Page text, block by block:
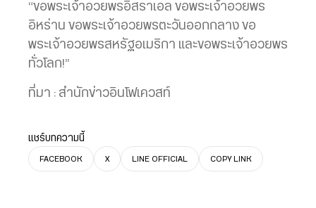
“ขอพระเจ้าอวยพรอิสราเอล ขอพระเจ้าอวยพร
อิหร่าน ขอพระเจ้าอวยพรตะวันออกกลาง ขอ
พระเจ้าอวยพรสหรัฐอเมริกา และขอพระเจ้าอวยพร
ทั่วโลก!”
ที่มา : สำนักข่าวอินโฟเควสท์
แชร์บทความนี้
FACEBOOK X LINE OFFICIAL COPY LINK